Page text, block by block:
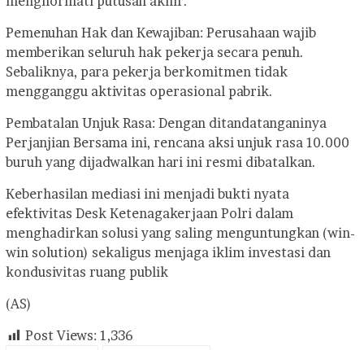
Pemenuhan Hak dan Kewajiban: Perusahaan wajib
memberikan seluruh hak pekerja secara penuh.
Sebaliknya, para pekerja berkomitmen tidak
mengganggu aktivitas operasional pabrik.
Pembatalan Unjuk Rasa: Dengan ditandatanganinya
Perjanjian Bersama ini, rencana aksi unjuk rasa 10.000
buruh yang dijadwalkan hari ini resmi dibatalkan.
Keberhasilan mediasi ini menjadi bukti nyata
efektivitas Desk Ketenagakerjaan Polri dalam
menghadirkan solusi yang saling menguntungkan (win-
win solution) sekaligus menjaga iklim investasi dan
kondusivitas ruang publik
(AS)
Post Views: 1,336